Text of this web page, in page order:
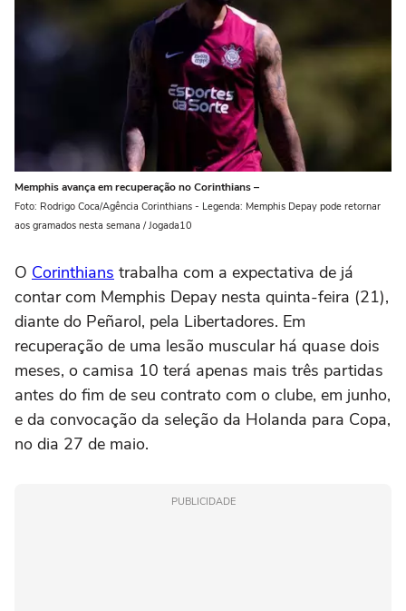
Memphis avança em recuperação no Corinthians –
Foto: Rodrigo Coca/Agência Corinthians - Legenda: Memphis Depay pode retornar
aos gramados nesta semana / Jogada10
O Corinthians trabalha com a expectativa de já
contar com Memphis Depay nesta quinta-feira (21),
diante do Peñarol, pela Libertadores. Em
recuperação de uma lesão muscular há quase dois
meses, o camisa 10 terá apenas mais três partidas
antes do fim de seu contrato com o clube, em junho,
e da convocação da seleção da Holanda para Copa,
no dia 27 de maio.
PUBLICIDADE